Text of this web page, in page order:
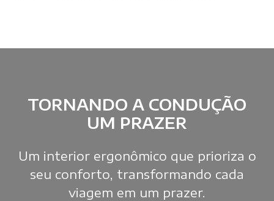
TORNANDO A CONDUÇÃO
UM PRAZER
Um interior ergonômico que prioriza o
seu conforto, transformando cada
viagem em um prazer.